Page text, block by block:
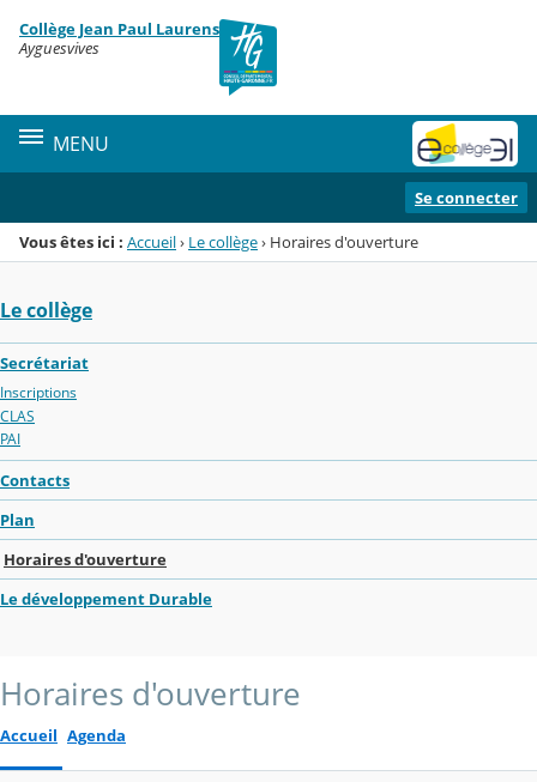
Menu de la rubrique
Contenu
Collège Jean Paul Laurens
Ayguesvives
MENU
Se connecter
Vous êtes ici : Accueil› Le collège› Horaires d'ouverture
Le collège
Secrétariat
Inscriptions
CLAS
PAI
Contacts
Plan
Horaires d'ouverture
Le développement Durable
Horaires d'ouverture
Accueil Agenda